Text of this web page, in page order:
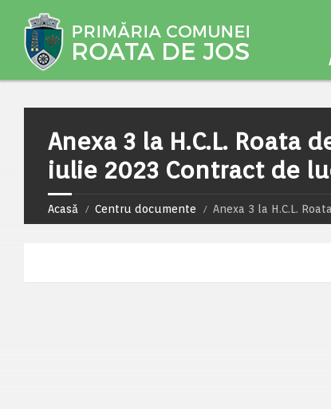
Anexa 3 la H.C.L. Roata
iulie 2023 Contract de
Acasă Centru documente Anexa 3 la H.C.L.